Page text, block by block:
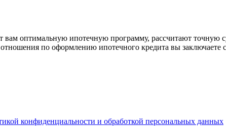
вам оптимальную ипотечную программу, рассчитают точную
по оформлению ипотечного кредита вы заключаете
конфиденциальности и обработкой персональных данных